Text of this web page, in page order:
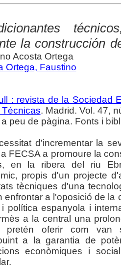
la construcción
Acosta Ortega
Ortega, Faustino
: revista de la Sociedad
. Madrid. Vol. 47,
peu de pàgina. Fonts i
d'incrementar la
FECSA a promoure la
en la ribera del riu
propis d'un projecte
tècniques d'una
enfrontar a l'oposició de la
política espanyola i
a la central una
pretén oferir com van
a la garantia de
econòmiques i